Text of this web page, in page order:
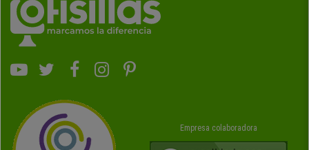
Empresa colaboradora